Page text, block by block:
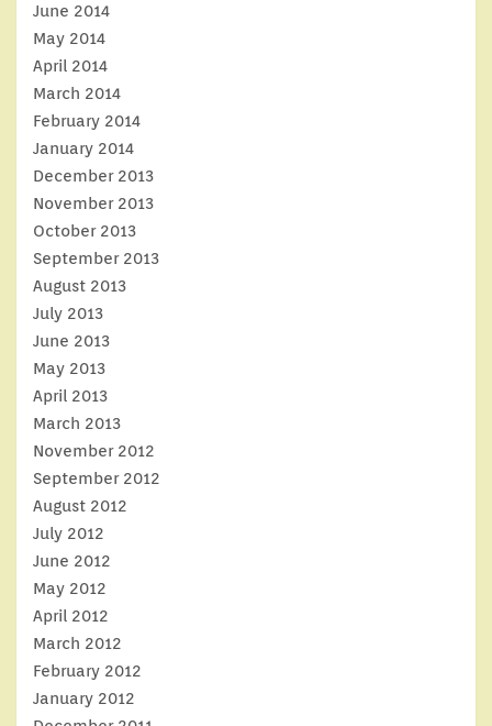
June 2014
May 2014
April 2014
March 2014
February 2014
January 2014
December 2013
November 2013
October 2013
September 2013
August 2013
July 2013
June 2013
May 2013
April 2013
March 2013
November 2012
September 2012
August 2012
July 2012
June 2012
May 2012
April 2012
March 2012
February 2012
January 2012